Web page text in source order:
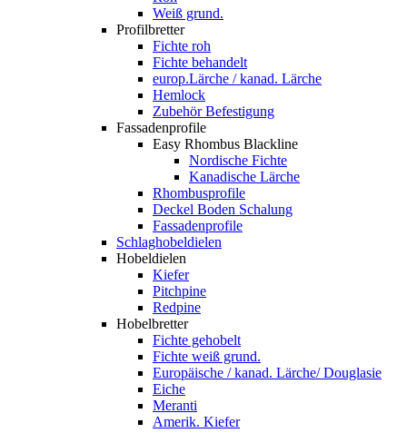
Weiß grund.
Profilbretter
Fichte roh
Fichte behandelt
europ.Lärche / kanad. Lärche
Hemlock
Zubehör Befestigung
Fassadenprofile
Easy Rhombus Blackline
Nordische Fichte
Kanadische Lärche
Rhombusprofile
Deckel Boden Schalung
Fassadenprofile
Schlaghobeldielen
Hobeldielen
Kiefer
Pitchpine
Redpine
Hobelbretter
Fichte gehobelt
Fichte weiß grund.
Europäische / kanad. Lärche/ Douglasie
Eiche
Meranti
Amerik. Kiefer